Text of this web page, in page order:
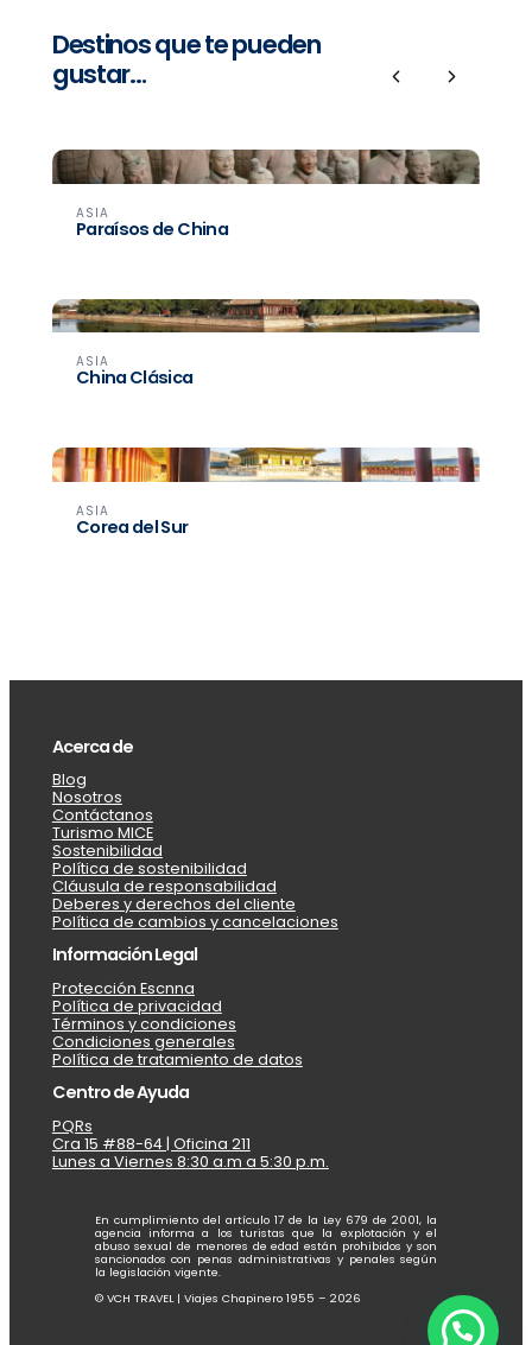
Destinos que te pueden
gustar…
PreviousNext
ASIA
Paraísos de China
ASIA
China Clásica
ASIA
Corea del Sur
Acerca de
Blog
Nosotros
Contáctanos
Turismo MICE
Sostenibilidad
Política de sostenibilidad
Cláusula de responsabilidad
Deberes y derechos del cliente
Política de cambios y cancelaciones
Información Legal
Protección Escnna
Política de privacidad
Términos y condiciones
Condiciones generales
Política de tratamiento de datos
Centro de Ayuda
PQRs
Cra 15 #88-64 | Oficina 211
Lunes a Viernes 8:30 a.m a 5:30 p.m.
En cumplimiento del artículo 17 de la Ley 679 de 2001, la
agencia informa a los turistas que la explotación y el
abuso sexual de menores de edad están prohibidos y son
sancionados con penas administrativas y penales según
la legislación vigente.
© VCH TRAVEL | Viajes Chapinero 1955 – 2026